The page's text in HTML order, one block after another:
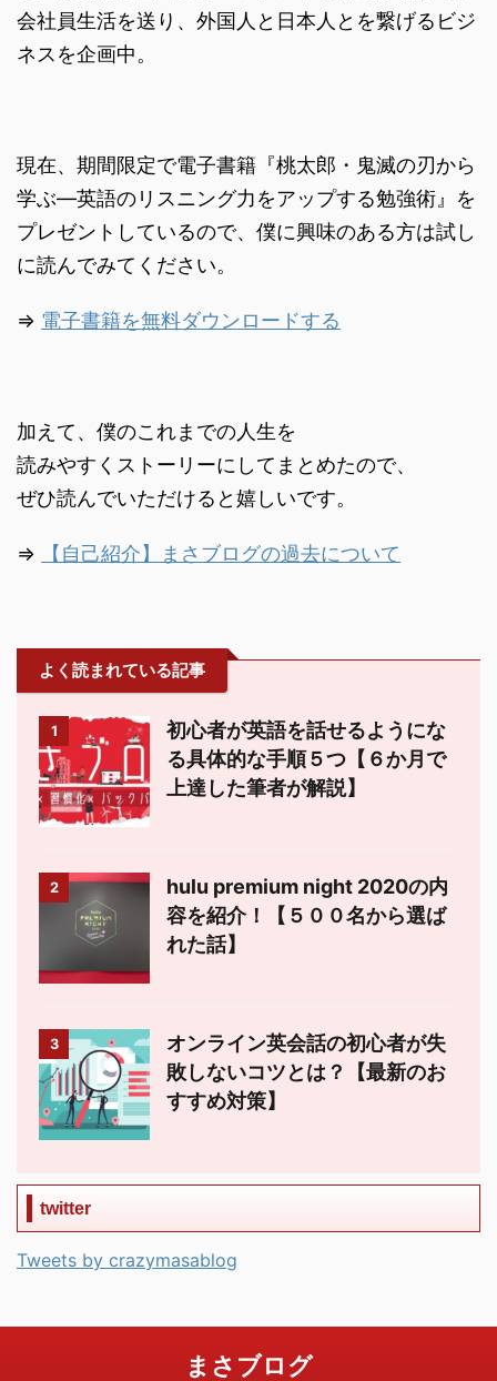
会社員生活を送り、外国人と日本人とを繋げるビジ
ネスを企画中。
現在、期間限定で電子書籍『桃太郎・鬼滅の刃から
学ぶ―英語のリスニング力をアップする勉強術』を
プレゼントしているので、僕に興味のある方は試し
に読んでみてください。
⇒ 電子書籍を無料ダウンロードする
加えて、僕のこれまでの人生を
読みやすくストーリーにしてまとめたので、
ぜひ読んでいただけると嬉しいです。
⇒ 【自己紹介】まさブログの過去について
よく読まれている記事
1
初心者が英語を話せるようにな
る具体的な手順５つ【６か月で
上達した筆者が解説】
2
hulu premium night 2020の内
容を紹介！【５００名から選ば
れた話】
3
オンライン英会話の初心者が失
敗しないコツとは？【最新のお
すすめ対策】
twitter
Tweets by crazymasablog
まさブログ